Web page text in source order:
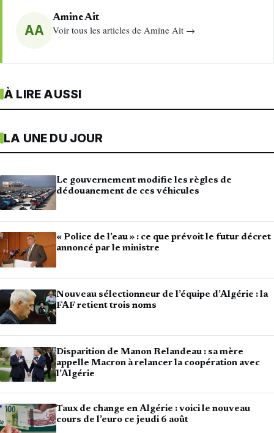
AA
Amine Ait
Voir tous les articles de Amine Ait →
À LIRE AUSSI
LA UNE DU JOUR
Le gouvernement modifie les règles de
dédouanement de ces véhicules
« Police de l’eau » : ce que prévoit le futur décret
annoncé par le ministre
Nouveau sélectionneur de l’équipe d’Algérie : la
FAF retient trois noms
Disparition de Manon Relandeau : sa mère
appelle Macron à relancer la coopération avec
l’Algérie
Taux de change en Algérie : voici le nouveau
cours de l’euro ce jeudi 6 août